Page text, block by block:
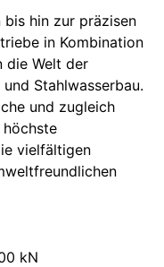
bis hin zur präzisen
in Kombination
die Welt der
Stahlwasserbau.
und zugleich
vielfältigen
kN